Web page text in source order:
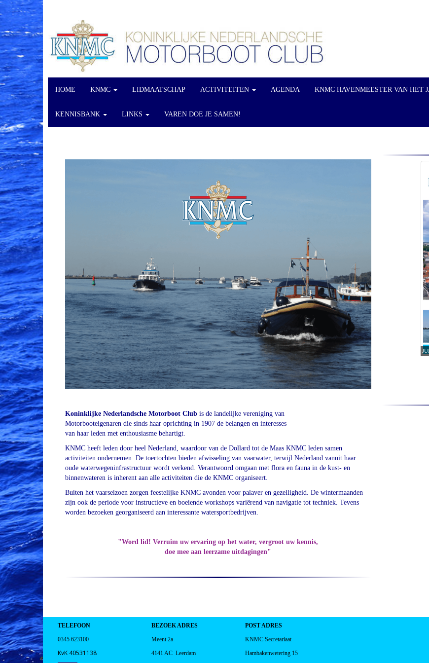
HOME KNMC LIDMAATSCHAP ACTIVITEITEN AGENDA KNMC HAVENMEESTER VAN HET
KENNISBANK LINKS VAREN DOE JE SAMEN!
Koninklijke Nederlandsche Motorboot Club is de landelijke vereniging van
Motorbooteigenaren die sinds haar oprichting in 1907 de belangen en interesses
van haar leden met enthousiasme behartigt.
KNMC heeft leden door heel Nederland, waardoor van de Dollard tot de Maas KNMC leden samen
activiteiten ondernemen. De toertochten bieden afwisseling van vaarwater, terwijl Nederland vanuit haar
oude waterwegeninfrastructuur wordt verkend. Verantwoord omgaan met flora en fauna in de kust- en
binnenwateren is inherent aan alle activiteiten die de KNMC organiseert.
Buiten het vaarseizoen zorgen feestelijke KNMC avonden voor palaver en gezelligheid. De wintermaanden
zijn ook de periode voor instructieve en boeiende workshops variërend van navigatie tot techniek. Tevens
worden bezoeken georganiseerd aan interessante watersportbedrijven.
"Word lid! Verruim uw ervaring op het water, vergroot uw kennis,
doe mee aan leerzame uitdagingen"
TELEFOON
0345 623100
KvK 40531138
BEZOEK ADRES
Meent 2a
4141 AC Leerdam
POST ADRES
KNMC Secretariaat
Hambakenwetering 15